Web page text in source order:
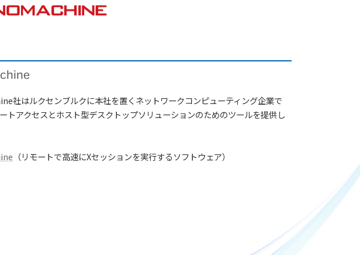
社はルクセンブルクに本社を置くネットワークコンピューティング企業で
トアクセスとホスト型デスクトップソリューションのためのツールを提供し
（リモートで高速にXセッションを実行するソフトウェア）